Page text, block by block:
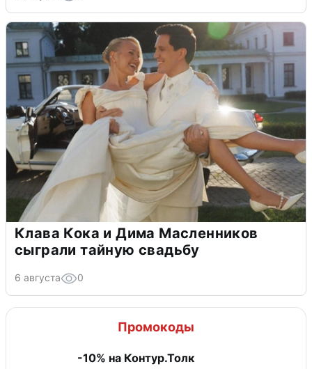
Клава Кока и Дима Масленников
сыграли тайную свадьбу
6 августа 0
Промокоды
-10% на Контур.Толк